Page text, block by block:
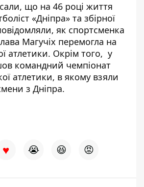
що на 46 році життя
«Дніпра» та збірної
як спортсменка
Магучіх перемогла на
атлетики. Окрім того, у
командний чемпіонат
атлетики, в якому взяли
з Дніпра.
♥ 😭 😆 😡